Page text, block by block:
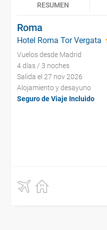
RESUMEN
Roma
Hotel Roma Tor Vergata
Vuelos desde Madrid
4 días / 3 noches
Salida el 27 nov 2026
Alojamiento y desayuno
Seguro de Viaje Incluido